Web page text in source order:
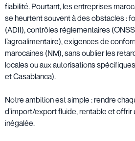
fiabilité. Pourtant, les entreprises
se heurtent souvent à des obstacles :
(ADII), contrôles réglementaires
l’agroalimentaire), exigences de
marocaines (NM), sans oublier les
locales ou aux autorisations
et Casablanca).
Notre ambition est simple : rendre
d’import/export fluide, rentable et
inégalée.